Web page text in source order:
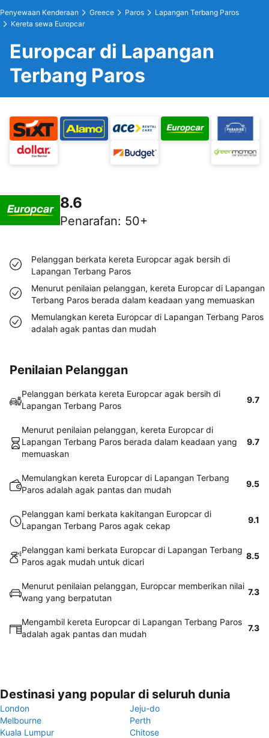
Penyewaan Kenderaan Greece Paros
Lapangan Terbang Paros
Kereta sewa Europcar
Europcar di Lapangan
Terbang Paros
8.6
Penarafan: 50+
Pelanggan berkata kereta Europcar agak bersih di
Lapangan Terbang Paros
Menurut penilaian pelanggan, kereta Europcar di Lapangan
Terbang Paros berada dalam keadaan yang memuaskan
Memulangkan kereta Europcar di Lapangan Terbang Paros
adalah agak pantas dan mudah
Penilaian Pelanggan
Pelanggan berkata kereta Europcar agak bersih di
Lapangan Terbang Paros
9.7
Menurut penilaian pelanggan, kereta Europcar di
Lapangan Terbang Paros berada dalam keadaan yang
memuaskan
9.7
Memulangkan kereta Europcar di Lapangan Terbang
Paros adalah agak pantas dan mudah
9.5
Pelanggan kami berkata kakitangan Europcar di
Lapangan Terbang Paros agak cekap
9.1
Pelanggan kami berkata Europcar di Lapangan Terbang
Paros agak mudah untuk dicari
8.5
Menurut penilaian pelanggan, Europcar memberikan nilai
wang yang berpatutan
7.3
Mengambil kereta Europcar di Lapangan Terbang Paros
adalah agak pantas dan mudah
7.3
Destinasi yang popular di seluruh dunia
London
Jeju-do
Melbourne
Perth
Kuala Lumpur
Chitose